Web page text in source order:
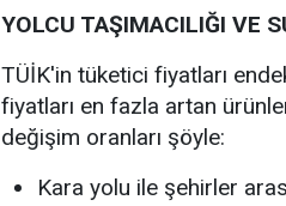
YOLCU TAŞIMACILIĞI VE
TÜİK'in tüketici fiyatları
fiyatları en fazla artan
değişim oranları şöyle:
Kara yolu ile şehirler